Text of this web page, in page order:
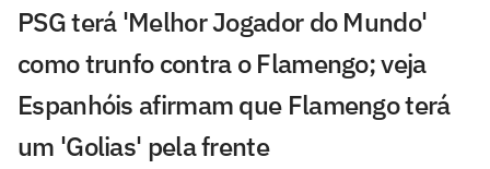
PSG terá 'Melhor Jogador do Mundo'
como trunfo contra o Flamengo; veja
Espanhóis afirmam que Flamengo terá
um 'Golias' pela frente